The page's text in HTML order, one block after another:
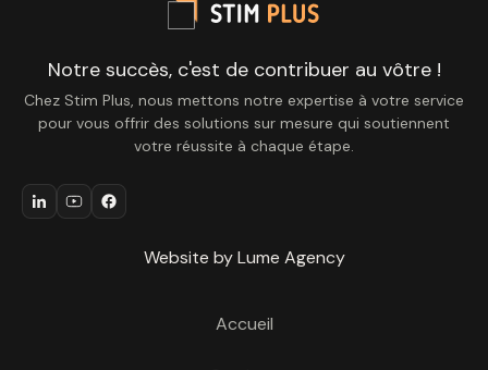
Notre succès, c'est de contribuer au vôtre !
Chez Stim Plus, nous mettons notre expertise à votre service
pour vous offrir des solutions sur mesure qui soutiennent
votre réussite à chaque étape.
Website by Lume Agency
Accueil